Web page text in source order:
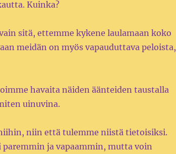
Kuinka?
sitä, ettemme kykene laulamaan koko
meidän on myös vapauduttava peloista,
havaita näiden äänteiden taustalla
uinuvina.
niin että tulemme niistä tietoisiksi.
ja vapaammin, mutta voin